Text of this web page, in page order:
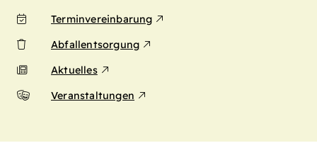
Terminvereinbarung
Abfallentsorgung
Aktuelles
Veranstaltungen